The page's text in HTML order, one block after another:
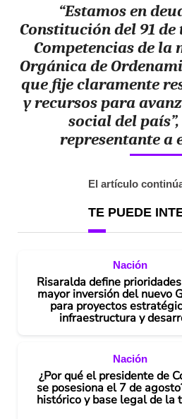
“Estamos en
Constitución del 91 de
Competencias de la
Orgánica de
que fije claramente
y recursos para
social del
representante a
El artículo
TE PUEDE
Nación
Risaralda define
mayor inversión del nuevo
para proyectos
infraestructura y
Nación
¿Por qué el presidente de
se posesiona el 7 de
histórico y base legal de la